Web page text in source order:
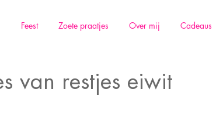
Feest Zoete praatjes Over mij Cadeaus
van restjes eiwit